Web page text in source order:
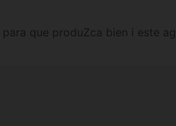
que produZca bien i este